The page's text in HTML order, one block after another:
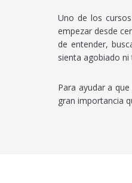
Uno de los
empezar desde
de entender,
sienta agobiado
Para ayudar a
gran importancia